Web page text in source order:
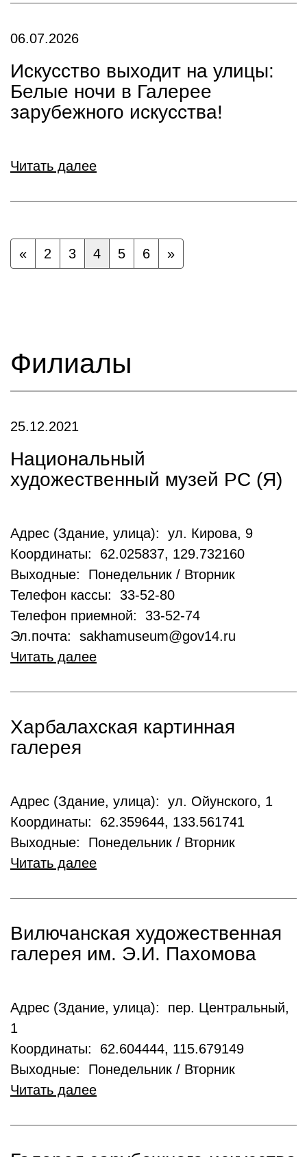
06.07.2026
Искусство выходит на улицы:
Белые ночи в Галерее
зарубежного искусства!
Читать далее
« 2 3 4 5 6 »
Филиалы
25.12.2021
Национальный
художественный музей РС (Я)
Адрес (Здание, улица): ул. Кирова, 9
Координаты: 62.025837, 129.732160
Выходные: Понедельник / Вторник
Телефон кассы: 33-52-80
Телефон приемной: 33-52-74
Эл.почта: sakhamuseum@gov14.ru
Читать далее
Харбалахская картинная
галерея
Адрес (Здание, улица): ул. Ойунского, 1
Координаты: 62.359644, 133.561741
Выходные: Понедельник / Вторник
Читать далее
Вилючанская художественная
галерея им. Э.И. Пахомова
Адрес (Здание, улица): пер. Центральный,
1
Координаты: 62.604444, 115.679149
Выходные: Понедельник / Вторник
Читать далее